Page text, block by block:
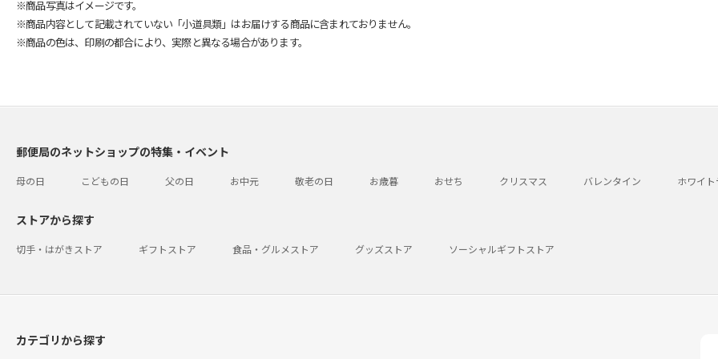
※商品写真はイメージです。
※商品内容として記載されていない「小道具類」はお届けする商品に含まれておりません。
※商品の色は、印刷の都合により、実際と異なる場合があります。
郵便局のネットショップの特集・イベント
母の日 こどもの日 父の日 お中元 敬老の日 お歳暮 おせち クリスマス バレンタイン ホワイ
ストアから探す
切手・はがきストア ギフトストア 食品・グルメストア グッズストア ソーシャルギフトストア
カテゴリから探す